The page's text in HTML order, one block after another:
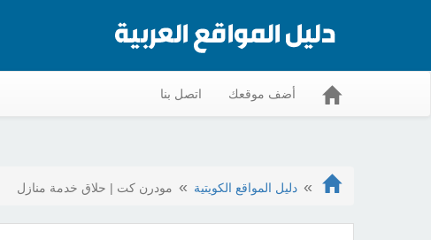
أضف موقعك اتصل بنا
دليل المواقع الكويتية مودرن كت | حلاق خدمة منازل